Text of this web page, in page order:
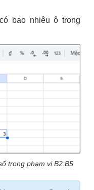
bao nhiêu ô trong
trong phạm vi B2:B5